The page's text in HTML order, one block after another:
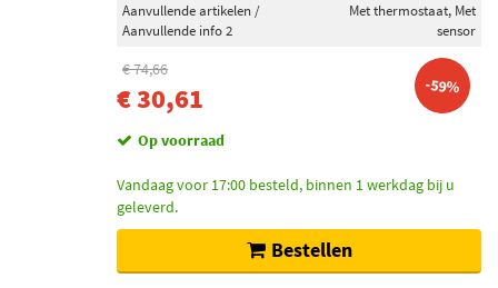
Aanvullende artikelen /
Aanvullende info 2
Met thermostaat, Met
sensor
€ 74,66
€ 30,61 -59%
Op voorraad
Vandaag voor 17:00 besteld, binnen 1 werkdag bij u
geleverd.
Bestellen